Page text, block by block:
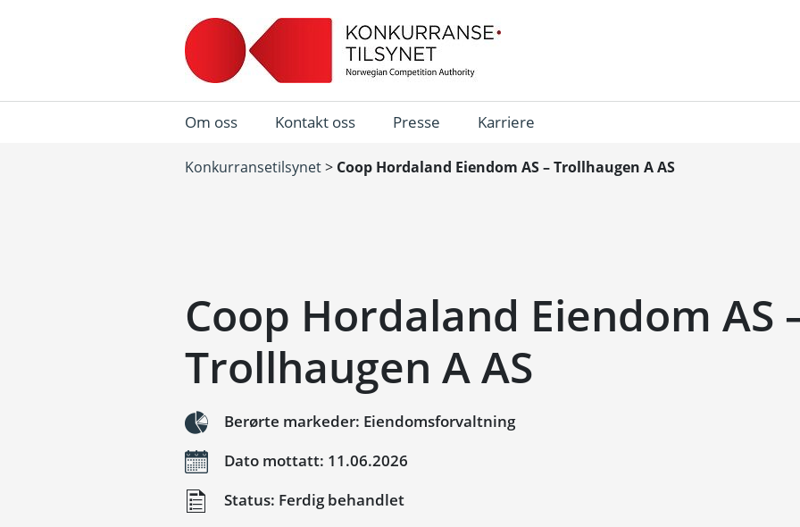
Om oss Kontakt oss Presse Karriere
Konkurransetilsynet> Coop Hordaland Eiendom AS – Trollhaugen A AS
Coop Hordaland Eiendom AS
Trollhaugen A AS
Berørte markeder: Eiendomsforvaltning
Dato mottatt: 11.06.2026
Status: Ferdig behandlet